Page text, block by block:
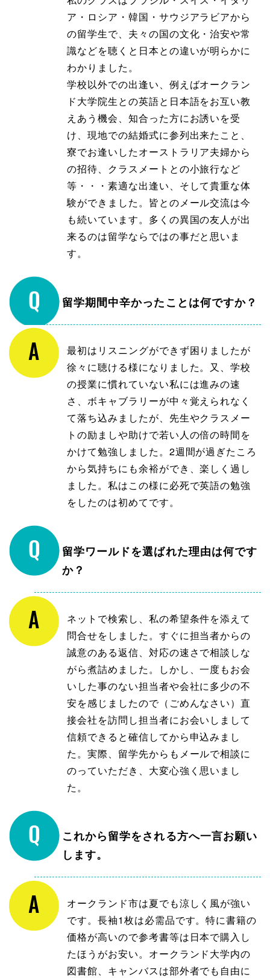
ア・ロシア・韓国・サウジアラビアから
の留学生で、夫々の国の文化・治安や常
識などを聴くと日本との違いが明らかに
わかりました。
学校以外での出逢い、例えばオークラン
ド大学院生との英語と日本語をお互い教
えあう機会、知合った方にお誘いを受
け、現地での結婚式に参列出来たこと、
寮でお逢いしたオーストラリア夫婦から
の招待、クラスメートとの小旅行など
等・・・素適な出逢い、そして貴重な体
験ができました。皆とのメール交流は今
も続いています。多くの異国の友人が出
来るのは留学ならではの事だと思いま
す。
留学期間中辛かったことは何ですか？
最初はリスニングができず困りましたが
徐々に聴ける様になりました。又、学校
の授業に慣れていない私には進みの速
さ、ボキャブラリーが中々覚えられなく
て落ち込みましたが、先生やクラスメー
トの励ましや助けで若い人の倍の時間を
かけて勉強しました。2週間が過ぎたころ
から気持ちにも余裕ができ、楽しく過し
ました。私はこの様に必死で英語の勉強
をしたのは初めてです。
留学ワールドを選ばれた理由は何です
か？
ネットで検索し、私の希望条件を添えて
問合せをしました。すぐに担当者からの
誠意のある返信、対応の速さで相談しな
がら煮詰めました。しかし、一度もお会
いした事のない担当者や会社に多少の不
安を感じましたので（ごめんなさい）直
接会社を訪問し担当者にお会いしまして
信頼できると確信してから申込みまし
た。実際、留学先からもメールで相談に
のっていただき、大変心強く思いまし
た。
これから留学をされる方へ一言お願い
します。
オークランド市は夏でも涼しく風が強い
です。長袖1枚は必需品です。特に書籍の
価格が高いので参考書等は日本で購入し
たほうがお安い。オークランド大学内の
図書館、キャンバスは部外者でも自由に